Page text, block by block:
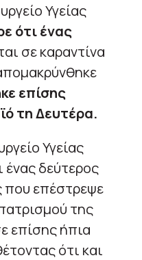
Υγείας
ότι ένας
σε καραντίνα
επίσης
τη Δευτέρα.
Υγείας
δεύτερος
που επέστρεψε
της
επίσης ήπια
ότι και